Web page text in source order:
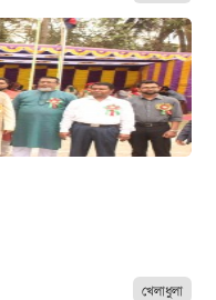
খেলাধুলা